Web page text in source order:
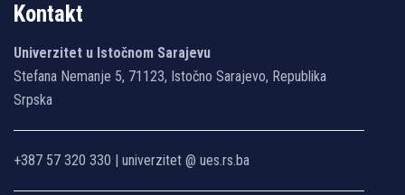
Kontakt
Univerzitet u Istočnom Sarajevu
Stefana Nemanje 5, 71123, Istočno Sarajevo, Republika
Srpska
+387 57 320 330 | univerzitet @ ues.rs.ba